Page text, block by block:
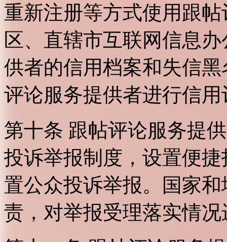
重新注册等方式使用跟
区、直辖市互联网信息
供者的信用档案和失信
评论服务提供者进行信用
第十条 跟帖评论服务提
投诉举报制度，设置便
置公众投诉举报。国家
责，对举报受理落实情